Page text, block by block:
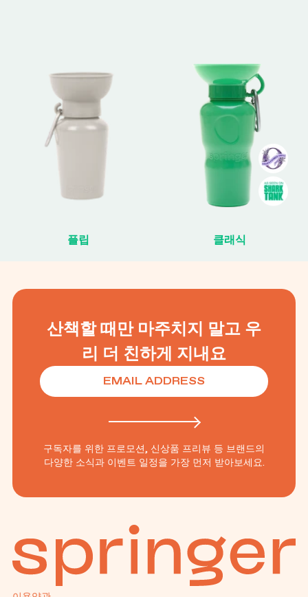
플립 클래식
산책할 때만 마주치지 말고 우
리 더 친하게 지내요
구독자를 위한 프로모션, 신상품 프리뷰 등 브랜드의
다양한 소식과 이벤트 일정을 가장 먼저 받아보세요.